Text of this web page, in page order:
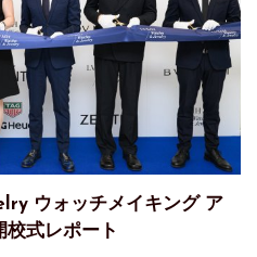
ウォッチメイキング ア
校式レポート